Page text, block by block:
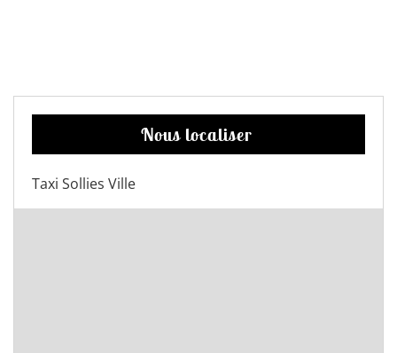
Nous localiser
Taxi Sollies Ville